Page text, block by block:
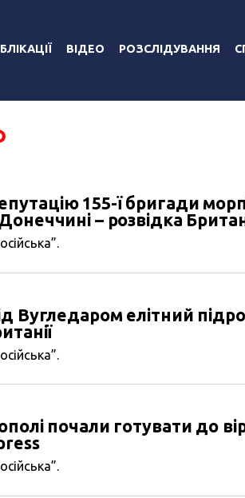
ВІДЕО РОЗСЛІДУВАННЯ
155-ї бригади
– розвідка
Вугледаром елітний
почали готувати до